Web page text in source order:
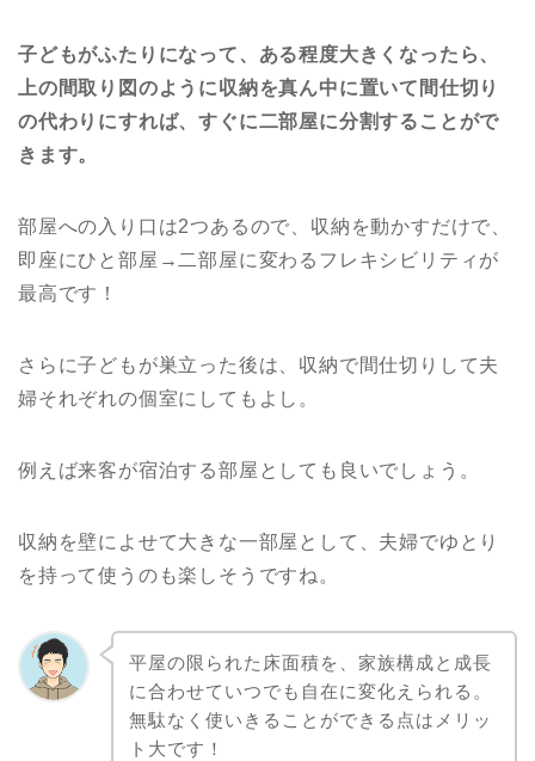
子どもがふたりになって、ある程度大きくなったら、
上の間取り図のように収納を真ん中に置いて間仕切り
の代わりにすれば、すぐに二部屋に分割することがで
きます。
部屋への入り口は2つあるので、収納を動かすだけで、
即座にひと部屋→二部屋に変わるフレキシビリティが
最高です！
さらに子どもが巣立った後は、収納で間仕切りして夫
婦それぞれの個室にしてもよし。
例えば来客が宿泊する部屋としても良いでしょう。
収納を壁によせて大きな一部屋として、夫婦でゆとり
を持って使うのも楽しそうですね。
平屋の限られた床面積を、家族構成と成長
に合わせていつでも自在に変化えられる。
無駄なく使いきることができる点はメリッ
ト大です！